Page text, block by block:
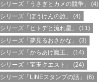
シリーズ「うさぎとカメの競争」
(4)
シリーズ「ぼうけんの旅」
(4)
シリーズ「ヒトデと流れ星」
(11)
シリーズ「夢見るおさかな」
(3)
シリーズ「からあげ魔王」
(14)
シリーズ「宝玉クエスト」
(24)
シリーズ「LINEスタンプの話」
(6)